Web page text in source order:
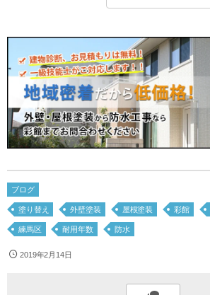
ブログ
塗り替え 外壁塗装 屋根塗装 彩館
練馬区 耐用年数 防水
2019年2月14日